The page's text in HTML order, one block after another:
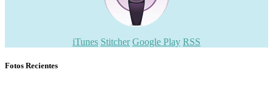
iTunes Stitcher Google Play RSS
Fotos Recientes